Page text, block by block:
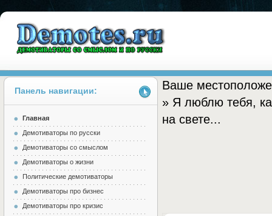
Demotes.ru
Ваше
» Я люблю тебя,
на свете...
Панель навигации:
Главная
Демотиваторы по русски
Демотиваторы со смыслом
Демотиваторы о жизни
Политические демотиваторы
Демотиваторы про бизнес
Демотиваторы про кризис